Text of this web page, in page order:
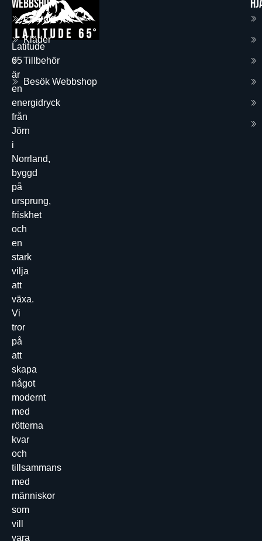
Latitude
65
är
en
energidryck
från
Jörn
i
Norrland,
byggd
på
ursprung,
friskhet
och
en
stark
vilja
att
växa.
Vi
tror
på
att
skapa
något
modernt
med
rötterna
kvar
och
tillsammans
med
människor
som
vill
vara
Webbshop
Energidryck
Kläder
Tillbehör
Besök Webbshop